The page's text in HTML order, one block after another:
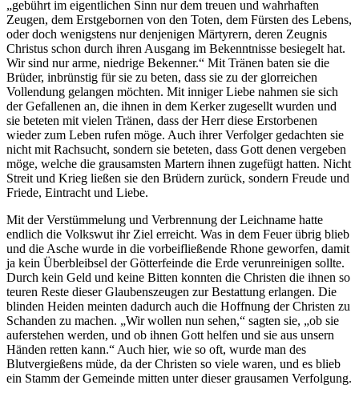
„gebührt im eigentlichen Sinn nur dem treuen und wahrhaften
Zeugen, dem Erstgebornen von den Toten, dem Fürsten des Lebens,
oder doch wenigstens nur denjenigen Märtyrern, deren Zeugnis
Christus schon durch ihren Ausgang im Bekenntnisse besiegelt hat.
Wir sind nur arme, niedrige Bekenner.“ Mit Tränen baten sie die
Brüder, inbrünstig für sie zu beten, dass sie zu der glorreichen
Vollendung gelangen möchten. Mit inniger Liebe nahmen sie sich
der Gefallenen an, die ihnen in dem Kerker zugesellt wurden und
sie beteten mit vielen Tränen, dass der Herr diese Erstorbenen
wieder zum Leben rufen möge. Auch ihrer Verfolger gedachten sie
nicht mit Rachsucht, sondern sie beteten, dass Gott denen vergeben
möge, welche die grausamsten Martern ihnen zugefügt hatten. Nicht
Streit und Krieg ließen sie den Brüdern zurück, sondern Freude und
Friede, Eintracht und Liebe.
Mit der Verstümmelung und Verbrennung der Leichname hatte
endlich die Volkswut ihr Ziel erreicht. Was in dem Feuer übrig blieb
und die Asche wurde in die vorbeifließende Rhone geworfen, damit
ja kein Überbleibsel der Götterfeinde die Erde verunreinigen sollte.
Durch kein Geld und keine Bitten konnten die Christen die ihnen so
teuren Reste dieser Glaubenszeugen zur Bestattung erlangen. Die
blinden Heiden meinten dadurch auch die Hoffnung der Christen zu
Schanden zu machen. „Wir wollen nun sehen,“ sagten sie, „ob sie
auferstehen werden, und ob ihnen Gott helfen und sie aus unsern
Händen retten kann.“ Auch hier, wie so oft, wurde man des
Blutvergießens müde, da der Christen so viele waren, und es blieb
ein Stamm der Gemeinde mitten unter dieser grausamen Verfolgung.